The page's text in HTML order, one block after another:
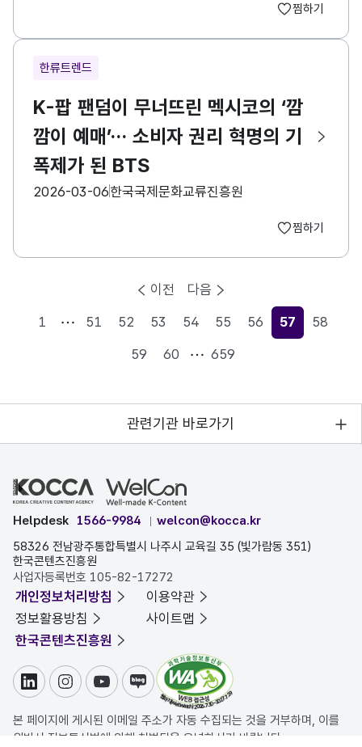
찜하기
한류트렌드
K-팝 팬덤이 무너뜨린 멕시코의 ‘깜
깜이 예매’… 소비자 권리 혁명의 기
폭제가 된 BTS
등록일
2026-03-06수집기관한국국제문화교류진흥원
찜하기
이전
1
51 52 53 54 55 56
현재페이지
57
58
59
60 659
다음
관련기관 바로가기
Helpdesk 1566-9984
welcon@kocca.kr
58326 전남광주통합특별시 나주시 교육길 35 (빛가람동 351)
한국콘텐츠진흥원
사업자등록번호 105-82-17272
개인정보처리방침
이용약관
정보활용방침
사이트맵
한국콘텐츠진흥원
링크드인인스타그램
유튜브블로그
본 페이지에 게시된 이메일 주소가 자동 수집되는 것을 거부하며, 이를
위반시 정보통신법에 의해 처벌됨을 유념하시기 바랍니다.